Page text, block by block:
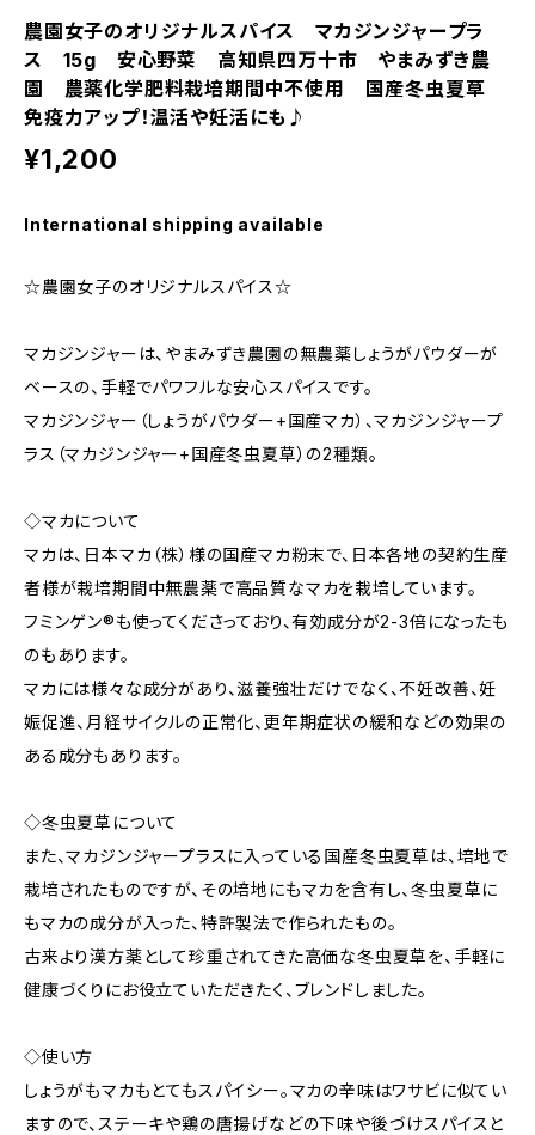
農園女子のオリジナルスパイス マカジンジャープラ
ス 15g 安心野菜 高知県四万十市 やまみずき農
園 農薬化学肥料栽培期間中不使用 国産冬虫夏草
免疫力アップ！温活や妊活にも♪
¥1,200
International shipping available
☆農園女子のオリジナルスパイス☆
マカジンジャーは、やまみずき農園の無農薬しょうがパウダーが
ベースの、手軽でパワフルな安心スパイスです。
マカジンジャー（しょうがパウダー+国産マカ）、マカジンジャープ
ラス（マカジンジャー+国産冬虫夏草）の2種類。
◇マカについて
マカは、日本マカ（株）様の国産マカ粉末で、日本各地の契約生産
者様が栽培期間中無農薬で高品質なマカを栽培しています。
フミンゲン®︎も使ってくださっており、有効成分が2-3倍になったも
のもあります。
マカには様々な成分があり、滋養強壮だけでなく、不妊改善、妊
娠促進、月経サイクルの正常化、更年期症状の緩和などの効果の
ある成分もあります。
◇冬虫夏草について
また、マカジンジャープラスに入っている国産冬虫夏草は、培地で
栽培されたものですが、その培地にもマカを含有し、冬虫夏草に
もマカの成分が入った、特許製法で作られたもの。
古来より漢方薬として珍重されてきた高価な冬虫夏草を、手軽に
健康づくりにお役立ていただきたく、ブレンドしました。
◇使い方
しょうがもマカもとてもスパイシー。マカの辛味はワサビに似てい
ますので、ステーキや鶏の唐揚げなどの下味や後づけスパイスと